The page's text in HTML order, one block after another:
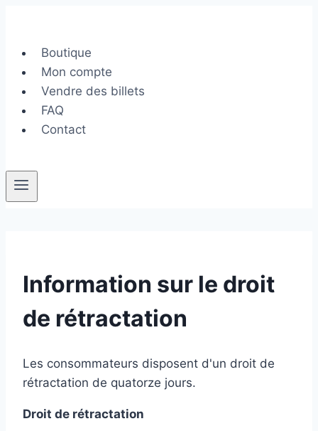
contenuBoutique
Mon compte
Vendre des billets
FAQ
Contact
Information sur le droit
de rétractation
Les consommateurs disposent d'un droit de
rétractation de quatorze jours.
Droit de rétractation